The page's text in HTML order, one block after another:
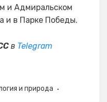
и Адмиральском
и в Парке Победы.
в Telegram
и природа